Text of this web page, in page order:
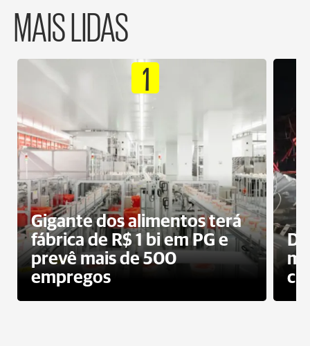
MAIS LIDAS
1
Gigante dos alimentos terá
fábrica de R$ 1 bi em PG e
prevê mais de 500
empregos